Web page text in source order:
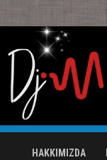
HAKKIMIZDA